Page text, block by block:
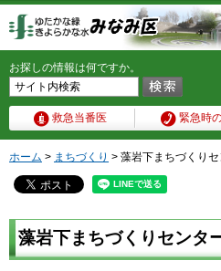
お探しの情報は何ですか。
救急当番医 緊急時
ホーム > まちづくり > 藻岩下まちづくり
藻岩下まちづくりセンタ